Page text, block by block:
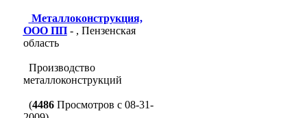
Металлоконструкция,
ООО ПП- , Пензенская
область
Производство
металлоконструкций
(4486Просмотров с 08-31-